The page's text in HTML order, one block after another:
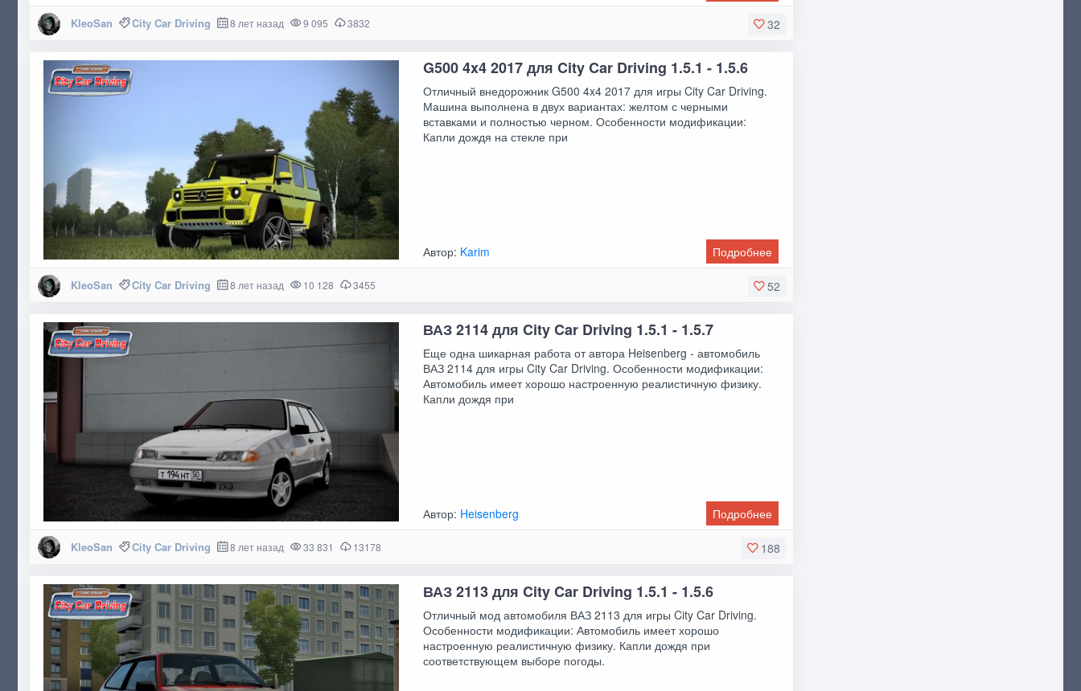
32
KleoSan City Car Driving 8 лет назад 9 095 3832
G500 4x4 2017 для City Car Driving 1.5.1 - 1.5.6
Отличный внедорожник G500 4x4 2017 для игры City Car Driving.
Машина выполнена в двух вариантах: желтом с черными
вставками и полностью черном. Особенности модификации:
Капли дождя на стекле при
Автор: Karim Подробнее
52
KleoSan City Car Driving 8 лет назад 10 128 3455
ВАЗ 2114 для City Car Driving 1.5.1 - 1.5.7
Еще одна шикарная работа от автора Heisenberg - автомобиль
ВАЗ 2114 для игры City Car Driving. Особенности модификации:
Автомобиль имеет хорошо настроенную реалистичную физику.
Капли дождя при
Автор: Heisenberg Подробнее
188
KleoSan City Car Driving 8 лет назад 33 831 13178
ВАЗ 2113 для City Car Driving 1.5.1 - 1.5.6
Отличный мод автомобиля ВАЗ 2113 для игры City Car Driving.
Особенности модификации: Автомобиль имеет хорошо
настроенную реалистичную физику. Капли дождя при
соответствующем выборе погоды.